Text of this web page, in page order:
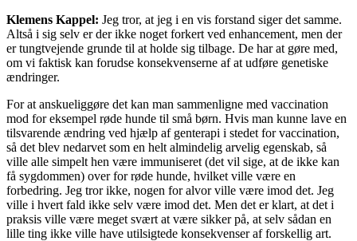
Klemens Kappel: Jeg tror, at jeg i en vis forstand siger det samme.
Altså i sig selv er der ikke noget forkert ved enhancement, men der
er tungtvejende grunde til at holde sig tilbage. De har at gøre med,
om vi faktisk kan forudse konsekvenserne af at udføre genetiske
ændringer.
For at anskueliggøre det kan man sammenligne med vaccination
mod for eksempel røde hunde til små børn. Hvis man kunne lave en
tilsvarende ændring ved hjælp af genterapi i stedet for vaccination,
så det blev nedarvet som en helt almindelig arvelig egenskab, så
ville alle simpelt hen være immuniseret (det vil sige, at de ikke kan
få sygdommen) over for røde hunde, hvilket ville være en
forbedring. Jeg tror ikke, nogen for alvor ville være imod det. Jeg
ville i hvert fald ikke selv være imod det. Men det er klart, at det i
praksis ville være meget svært at være sikker på, at selv sådan en
lille ting ikke ville have utilsigtede konsekvenser af forskellig art.